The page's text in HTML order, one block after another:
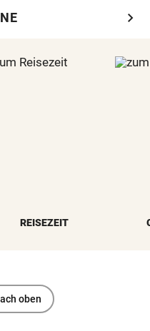
chevron_right
REISEZEIT
oben